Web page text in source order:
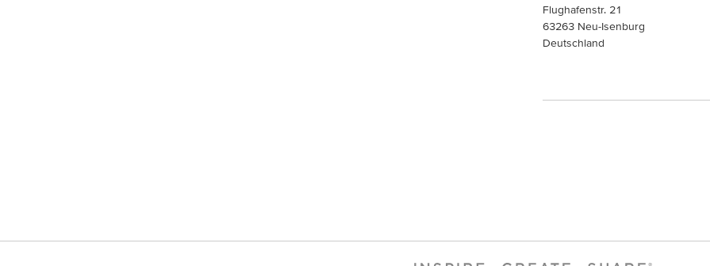
Flughafenstr. 21
63263 Neu-Isenburg
Deutschland